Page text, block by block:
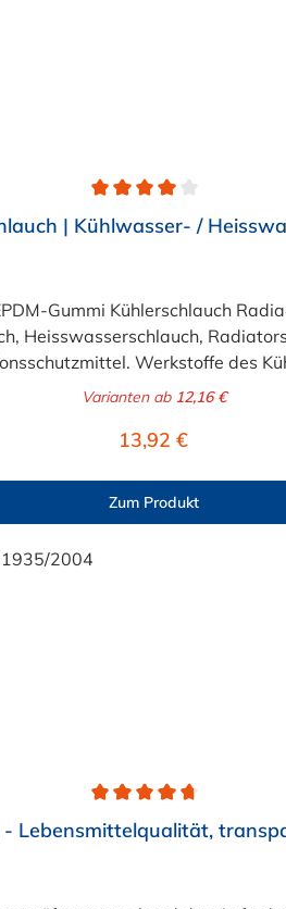
| Kühlwasser- /
Gummi Kühlerschlauch
Heisswasserschlauch,
Werkstoffe des
in Anlehnung an
Varianten ab12,16 €
Regulärer Preis:
13,92 €
Zum Produkt
- Lebensmittelqualität,